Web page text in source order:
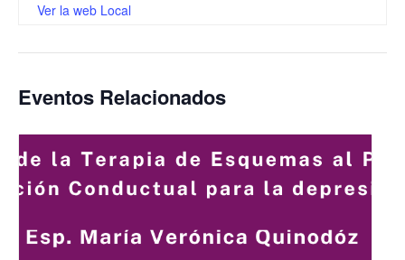
Ver la web Local
Eventos Relacionados